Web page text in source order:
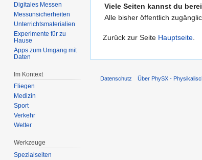
Viele Seiten kannst du
Alle bisher öffentlich
Zurück zur Seite Hauptseite
Digitales Messen
Messunsicherheiten
Unterrichtsmaterialien
Experimente für zu
Hause
Apps zum Umgang mit
Daten
Im Kontext
Fliegen
Medizin
Sport
Verkehr
Wetter
Werkzeuge
Spezialseiten
Datenschutz Über PhySX -